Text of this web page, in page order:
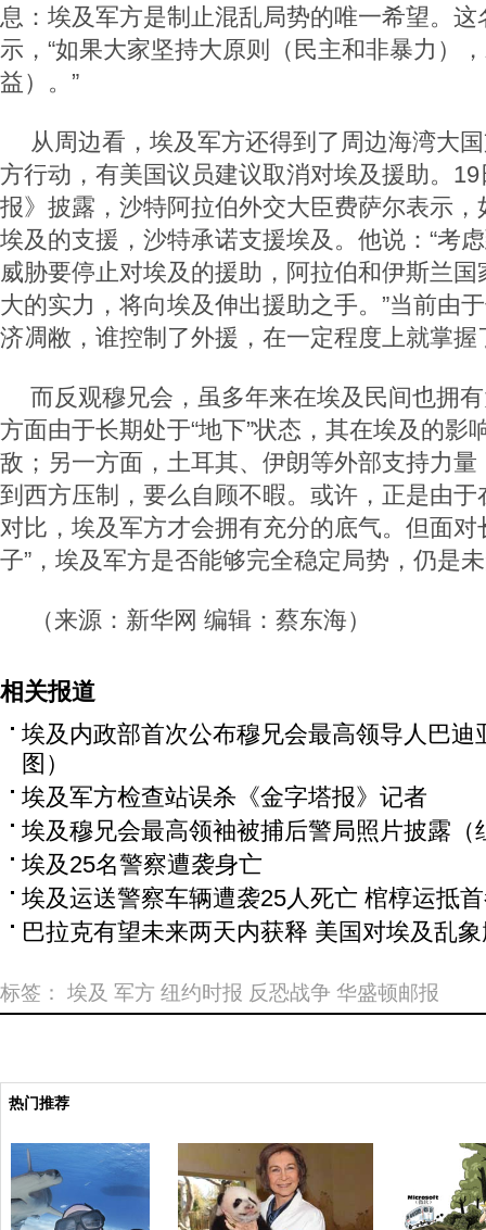
息：埃及军方是制止混乱局势的唯一希望。
示，“如果大家坚持大原则（民主和非暴力）
益）。”
从周边看，埃及军方还得到了周边海湾大
方行动，有美国议员建议取消对埃及援助。
报》披露，沙特阿拉伯外交大臣费萨尔表示
埃及的支援，沙特承诺支援埃及。他说：“考
威胁要停止对埃及的援助，阿拉伯和伊斯兰
大的实力，将向埃及伸出援助之手。”当前由
济凋敝，谁控制了外援，在一定程度上就掌
而反观穆兄会，虽多年来在埃及民间也拥
方面由于长期处于“地下”状态，其在埃及的影
敌；另一方面，土耳其、伊朗等外部支持力
到西方压制，要么自顾不暇。或许，正是由
对比，埃及军方才会拥有充分的底气。但面对
子”，埃及军方是否能够完全稳定局势，仍是
（来源：新华网 编辑：蔡东海）
相关报道
埃及内政部首次公布穆兄会最高领导人巴迪
图）
埃及军方检查站误杀《金字塔报》记者
埃及穆兄会最高领袖被捕后警局照片披露（
埃及25名警察遭袭身亡
埃及运送警察车辆遭袭25人死亡 棺椁运抵
巴拉克有望未来两天内获释 美国对埃及乱
标签： 埃及 军方 纽约时报 反恐战争 华盛顿邮报
热门推荐